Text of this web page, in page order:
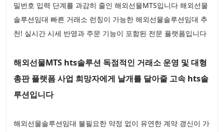
밀번호 입력 단계를 과감히 줄인 해외선물MTS입니다 해외선물
솔루션임대 빠른 거래소 런칭이 가능한 해외선물솔루션임대 추
천! 실시간 시세 반영과 주문 기능이 포함된 전문 플랫폼입니다
해외선물MTS hts솔루션 독점적인 거래소 운영 및 대형
총판 플랫폼 사업 희망자에게 날개를 달아줄 고속 hts솔
루션입니다
해외선물솔루션임대 불필요한 약정 없이 유연한 계약 갱신이 가